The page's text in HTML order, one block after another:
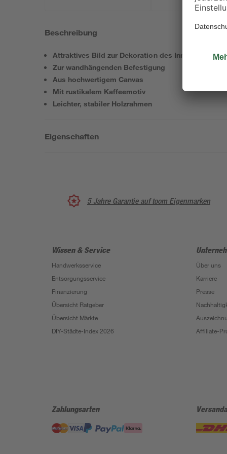
Beschreibung
Attraktives Bild zur Dekoration des Innenbereichs
Zur wandhängenden Befestigung
Aus hochwertigem Canvas
Mit rustikalem Kaffeemotiv
Leichter, stabiler Holzrahmen
Eigenschaften
5 Jahre Garantie auf toom Eigenmarken
Wissen & Service
Handwerksservice
Entsorgungsservice
Finanzierung
Übersicht Ratgeber
Übersicht Märkte
DIY-Städte-Index 2026
Über uns
Karriere
Presse
Affiliate-
Zahlungsarten